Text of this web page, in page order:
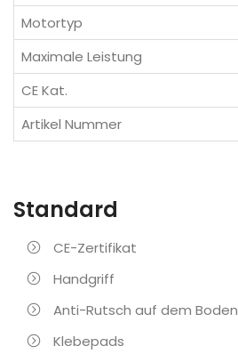
Motortyp
Maximale Leistung
CE Kat.
Artikel Nummer
Standard
CE-Zertifikat
Handgriff
Anti-Rutsch auf dem Boden
Klebepads